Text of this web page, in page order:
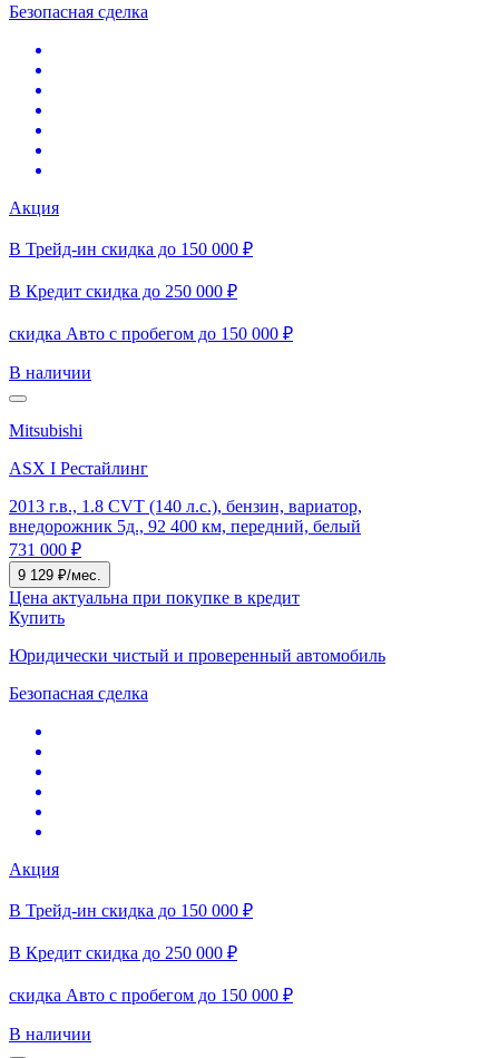
Безопасная сделка
Акция
В Трейд-ин скидка до 150 000 ₽
В Кредит скидка до 250 000 ₽
скидка Авто с пробегом до 150 000 ₽
В наличии
Mitsubishi
ASX I Рестайлинг
2013 г.в., 1.8 CVT (140 л.с.), бензин, вариатор,
внедорожник 5д., 92 400 км, передний, белый
731 000 ₽
9 129 ₽/мес.
Цена актуальна при покупке в кредит
Купить
Юридически чистый и проверенный автомобиль
Безопасная сделка
Акция
В Трейд-ин скидка до 150 000 ₽
В Кредит скидка до 250 000 ₽
скидка Авто с пробегом до 150 000 ₽
В наличии